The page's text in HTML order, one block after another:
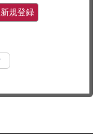
新規登録